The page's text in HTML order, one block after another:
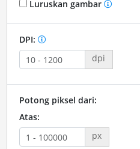
Luruskan gambar
DPI:
dpi
Potong piksel dari:
Atas:
px